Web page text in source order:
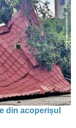
din acoperișul